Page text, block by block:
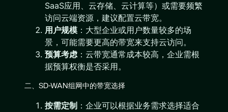
SaaS应用、云存储、云计算等）或需要频繁
访问云端资源，建议配置云带宽。
用户规模 ：大型企业或用户数量较多的场
景，可能需要更高的带宽来支持云访问。
预算考虑：云带宽通常成本较高，企业需根
据预算权衡是否采用。
二、SD-WAN组网中的带宽选择
按需定制 ：企业可以根据业务需求选择适合